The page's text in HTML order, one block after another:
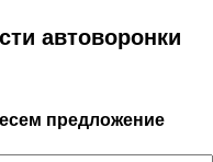
автоворонки
предложение